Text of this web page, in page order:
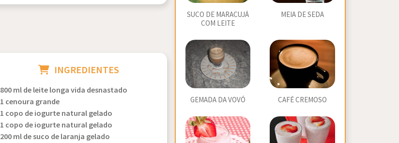
INGREDIENTES
800 ml de leite longa vida desnastado
1 cenoura grande
1 copo de iogurte natural gelado
1 copo de iogurte natural gelado
200 ml de suco de laranja gelado
SUCO DE MARACUJÁ
COM LEITE
MEIA DE SEDA
GEMADA DA VOVÓ CAFÉ CREMOSO